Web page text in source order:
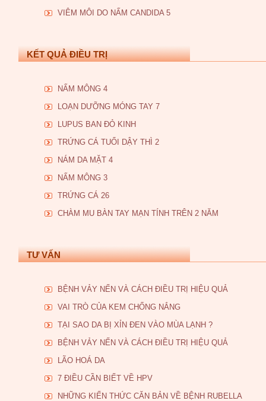
VIÊM MÔI DO NẤM CANDIDA 5
KẾT QUẢ ĐIỀU TRỊ
NẤM MÔNG 4
LOẠN DƯỠNG MÓNG TAY 7
LUPUS BAN ĐỎ KINH
TRỨNG CÁ TUỔI DẬY THÌ 2
NÁM DA MẶT 4
NẤM MÔNG 3
TRỨNG CÁ 26
CHÀM MU BÀN TAY MẠN TÍNH TRÊN 2 NĂM
TƯ VẤN
BỆNH VẢY NẾN VÀ CÁCH ĐIỀU TRỊ HIỆU QUẢ
VAI TRÒ CỦA KEM CHỐNG NẮNG
TẠI SAO DA BỊ XỈN ĐEN VÀO MÙA LẠNH ?
BỆNH VẢY NẾN VÀ CÁCH ĐIỀU TRỊ HIỆU QUẢ
LÃO HOÁ DA
7 ĐIỀU CẦN BIẾT VỀ HPV
NHỮNG KIẾN THỨC CĂN BẢN VỀ BỆNH RUBELLA